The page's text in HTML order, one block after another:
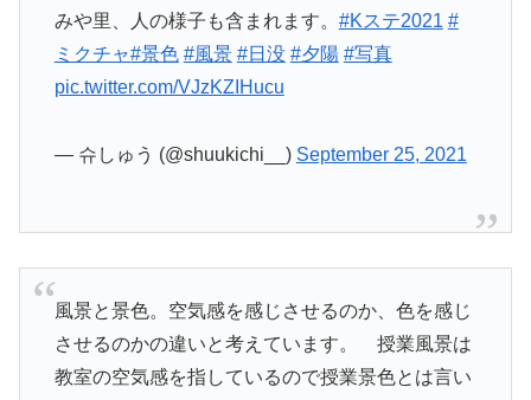
みや里、人の様子も含まれます。 #Kステ2021 #
ミクチャ#景色 #風景 #日没 #夕陽 #写真
pic.twitter.com/VJzKZIHucu
— 슈しゅう (@shuukichi__) September 25, 2021
風景と景色。空気感を感じさせるのか、色を感じ
させるのかの違いと考えています。 授業風景は
教室の空気感を指しているので授業景色とは言い